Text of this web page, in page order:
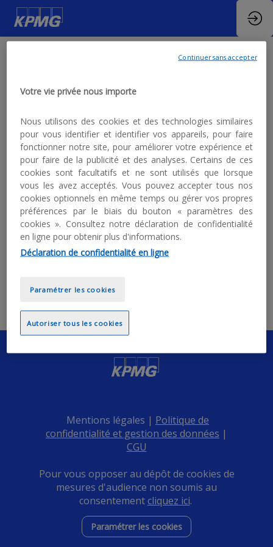
16h29 - 19h43 :
Genève – Paris
Gare de Lyon /
Départ en navette
de Megève à 14h30
6 juin 2025 |14:29-17:43
Mentions légales | Politique de
confidentialité et gestion des données |
CGU
Pour vous opposer au dépôt de cookies de
mesures d'audience non soumis au
consentementcliquez ici.​
Paramétrer les cookies
Votre vie privée nous importe
Nous utilisons des cookies et des technologies similaires
pour vous identifier et identifier vos appareils, pour faire
fonctionner notre site, pour améliorer votre expérience et
pour faire de la publicité et des analyses. Certains de ces
cookies sont facultatifs et ne sont utilisés que lorsque
vous les avez acceptés. Vous pouvez accepter tous nos
cookies optionnels en même temps ou gérer vos propres
préférences par le biais du bouton « paramètres des
cookies ». Consultez notre déclaration de confidentialité
en ligne pour obtenir plus d'informations.
Déclaration de confidentialité en ligne
Autoriser tous les cookies
Paramétrer les cookies
Continuer sans accepter